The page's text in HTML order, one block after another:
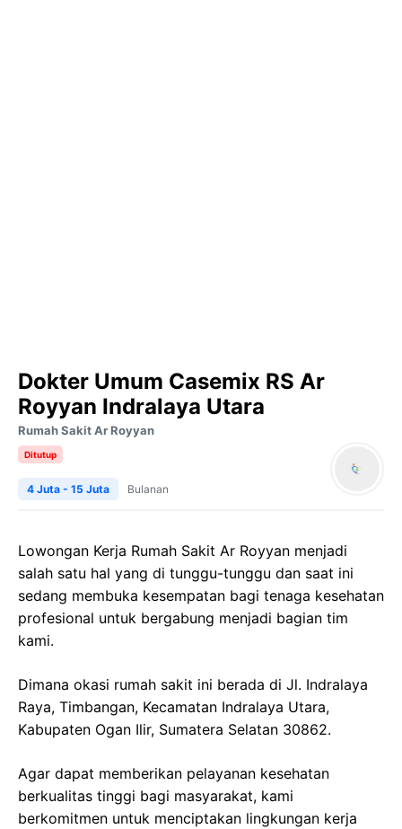
Dokter Umum Casemix RS Ar
Royyan Indralaya Utara
Rumah Sakit Ar Royyan
Ditutup
4 Juta - 15 Juta Bulanan
Lowongan Kerja Rumah Sakit Ar Royyan menjadi
salah satu hal yang di tunggu-tunggu dan saat ini
sedang membuka kesempatan bagi tenaga kesehatan
profesional untuk bergabung menjadi bagian tim
kami.
Dimana okasi rumah sakit ini berada di Jl. Indralaya
Raya, Timbangan, Kecamatan Indralaya Utara,
Kabupaten Ogan Ilir, Sumatera Selatan 30862.
Agar dapat memberikan pelayanan kesehatan
berkualitas tinggi bagi masyarakat, kami
berkomitmen untuk menciptakan lingkungan kerja